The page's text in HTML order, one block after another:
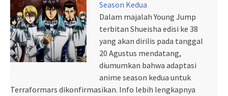
Season Kedua
Dalam majalah Young Jump
terbitan Shueisha edisi ke 38
yang akan dirilis pada tanggal
20 Agustus mendatang,
diumumkan bahwa adaptasi
anime season kedua untuk
Terraformars dikonfirmasikan. Info lebih lengkapnya